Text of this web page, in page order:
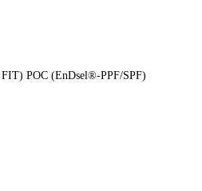
POC (EnDsel®-PPF/SPF)